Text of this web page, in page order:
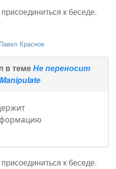
к беседе.
Павел Краснов
в темеНе переносит
к беседе.